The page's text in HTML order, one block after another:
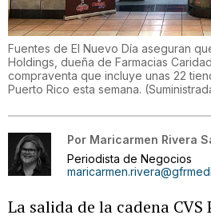
Fuentes de El Nuevo Día aseguran
Holdings, dueña de Farmacias
compraventa que incluye unas 22
Puerto Rico esta semana. (
Por Maricarmen Rivera
Periodista de Negocios
La salida de la cadena CVS